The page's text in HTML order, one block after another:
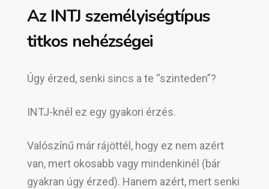
Az INTJ személyiségtípus
titkos nehézségei
Úgy érzed, senki sincs a te “szinteden”?
INTJ-knél ez egy gyakori érzés.
Valószínű már rájöttél, hogy ez nem azért
van, mert okosabb vagy mindenkinél (bár
gyakran úgy érzed). Hanem azért, mert senki